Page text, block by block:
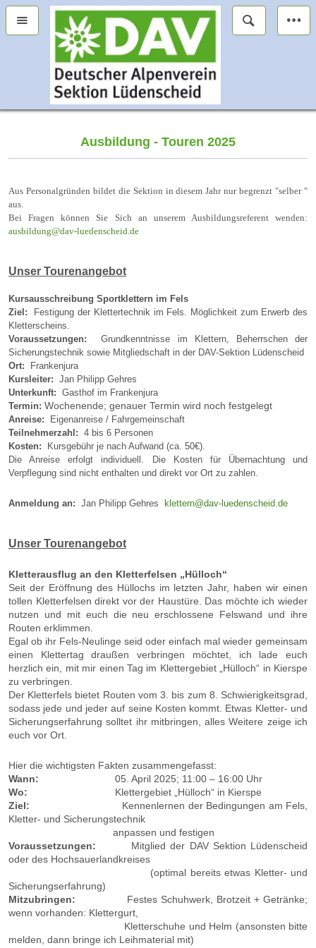
Ausbildung - Touren 2025
Aus Personalgründen bildet die Sektion in diesem Jahr nur begrenzt "selber "
aus.
Bei Fragen können Sie Sich an unserem Ausbildungsreferent wenden:
ausbildung@dav-luedenscheid.de
Unser Tourenangebot
Kursausschreibung Sportklettern im Fels
Ziel:
Festigung der Klettertechnik im Fels. Möglichkeit zum Erwerb des
Kletterscheins.
Voraussetzungen:Grundkenntnisse im Klettern, Beherrschen der
Sicherungstechnik sowie Mitgliedschaft in der DAV-Sektion Lüdenscheid
Ort:
Frankenjura
Kursleiter: Jan Philipp Gehres
Unterkunft: Gasthof im Frankenjura
Termin: Wochenende; genauer Termin wird noch festgelegt
Anreise:
Eigenanreise / Fahrgemeinschaft
Teilnehmerzahl: 4 bis 6 Personen
Kosten:
Kursgebühr je nach Aufwand (ca. 50€).
Die Anreise erfolgt individuell. Die Kosten für Übernachtung und
Verpflegung sind nicht enthalten und direkt vor Ort zu zahlen.
Anmeldung an: Jan Philipp Gehres klettern@dav-luedenscheid.de
Unser Tourenangebot
Kletterausflug an den Kletterfelsen „Hülloch“
Seit der Eröffnung des Hüllochs im letzten Jahr, haben wir einen
tollen Kletterfelsen direkt vor der Haustüre. Das möchte ich wieder
nutzen und mit euch die neu erschlossene Felswand und ihre
Routen erklimmen.
Egal ob ihr Fels-Neulinge seid oder einfach mal wieder gemeinsam
einen Klettertag draußen verbringen möchtet, ich lade euch
herzlich ein, mit mir einen Tag im Klettergebiet „Hülloch“ in Kierspe
zu verbringen.
Der Kletterfels bietet Routen vom 3. bis zum 8. Schwierigkeitsgrad,
sodass jede und jeder auf seine Kosten kommt. Etwas Kletter- und
Sicherungserfahrung solltet ihr mitbringen, alles Weitere zeige ich
euch vor Ort.
Hier die wichtigsten Fakten zusammengefasst:
Wann: 05. April 2025; 11:00 – 16:00 Uhr
Wo: Klettergebiet „Hülloch“ in Kierspe
Ziel: Kennenlernen der Bedingungen am Fels,
Kletter- und Sicherungstechnik
anpassen und festigen
Voraussetzungen: Mitglied der DAV Sektion Lüdenscheid
oder des Hochsauerlandkreises
(optimal bereits etwas Kletter- und
Sicherungserfahrung)
Mitzubringen: Festes Schuhwerk, Brotzeit + Getränke;
wenn vorhanden: Klettergurt,
Kletterschuhe und Helm (ansonsten bitte
melden, dann bringe ich Leihmaterial mit)